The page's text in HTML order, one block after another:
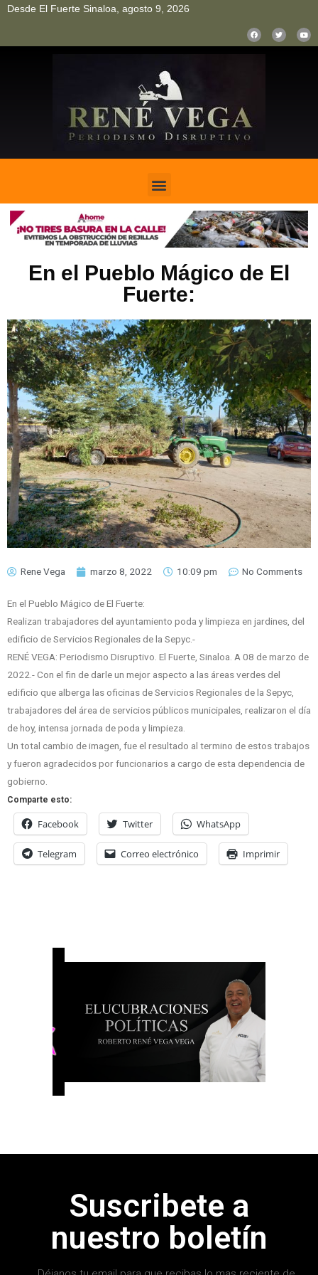
Desde El Fuerte Sinaloa, agosto 9, 2026
En el Pueblo Mágico de El
Fuerte:
Rene Vega marzo 8, 2022 10:09 pm No Comments
En el Pueblo Mágico de El Fuerte:
Realizan trabajadores del ayuntamiento poda y limpieza en jardines, del
edificio de Servicios Regionales de la Sepyc.-
RENÉ VEGA: Periodismo Disruptivo. El Fuerte, Sinaloa. A 08 de marzo de
2022.- Con el fin de darle un mejor aspecto a las áreas verdes del
edificio que alberga las oficinas de Servicios Regionales de la Sepyc,
trabajadores del área de servicios públicos municipales, realizaron el día
de hoy, intensa jornada de poda y limpieza.
Un total cambio de imagen, fue el resultado al termino de estos trabajos
y fueron agradecidos por funcionarios a cargo de esta dependencia de
gobierno.
Comparte esto:
Facebook Twitter WhatsApp
Telegram Correo electrónico Imprimir
Suscribete a
nuestro boletín